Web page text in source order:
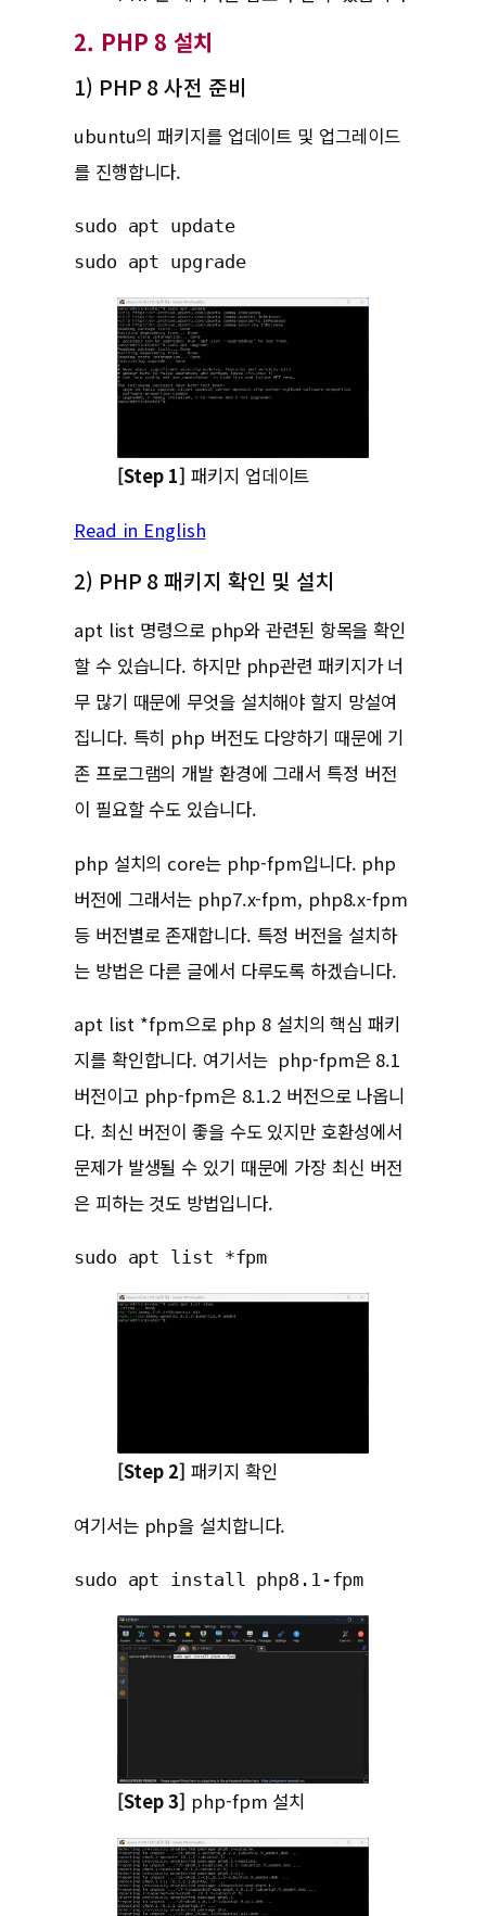
2. PHP 8 설치
1) PHP 8 사전 준비
ubuntu의 패키지를 업데이트 및 업그레이드
를 진행합니다.
sudo apt update
sudo apt upgrade
[Step 1] 패키지 업데이트
Read in English
2) PHP 8 패키지 확인 및 설치
apt list 명령으로 php와 관련된 항목을 확인
할 수 있습니다. 하지만 php관련 패키지가 너
무 많기 때문에 무엇을 설치해야 할지 망설여
집니다. 특히 php 버전도 다양하기 때문에 기
존 프로그램의 개발 환경에 그래서 특정 버전
이 필요할 수도 있습니다.
php 설치의 core는 php-fpm입니다. php
버전에 그래서는 php7.x-fpm, php8.x-fpm
등 버전별로 존재합니다. 특정 버전을 설치하
는 방법은 다른 글에서 다루도록 하겠습니다.
apt list *fpm으로 php 8 설치의 핵심 패키
지를 확인합니다. 여기서는 php-fpm은 8.1
버전이고 php-fpm은 8.1.2 버전으로 나옵니
다. 최신 버전이 좋을 수도 있지만 호환성에서
문제가 발생될 수 있기 때문에 가장 최신 버전
은 피하는 것도 방법입니다.
sudo apt list *fpm
[Step 2] 패키지 확인
여기서는 php을 설치합니다.
sudo apt install php8.1-fpm
[Step 3] php-fpm 설치